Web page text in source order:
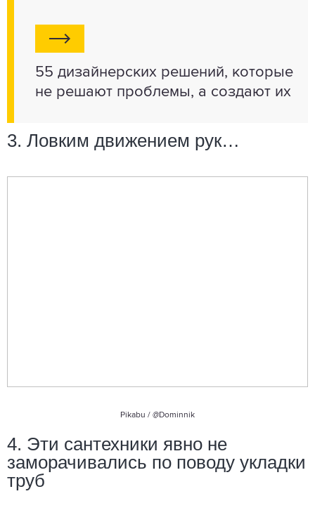
55 дизайнерских решений, которые
не решают проблемы, а создают их
3. Ловким движением рук…
Pikabu / @Dominnik
4. Эти сантехники явно не
заморачивались по поводу укладки
труб